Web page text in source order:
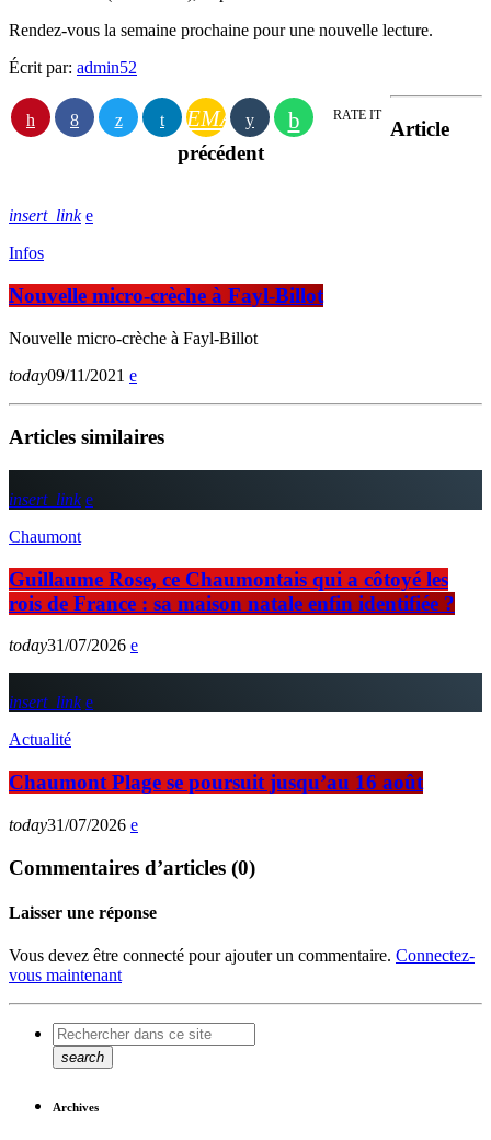
Rendez-vous la semaine prochaine pour une nouvelle lecture.
Écrit par: admin52
EMAIL RATE IT
Article
précédent
insert_link
Infos
Nouvelle micro-crèche à Fayl-Billot
Nouvelle micro-crèche à Fayl-Billot
today09/11/2021
Articles similaires
insert_link
Chaumont
Guillaume Rose, ce Chaumontais qui a côtoyé les
rois de France : sa maison natale enfin identifiée ?
today31/07/2026
insert_link
Actualité
Chaumont Plage se poursuit jusqu’au 16 août
today31/07/2026
Commentaires d’articles (0)
Laisser une réponse
Vous devez être connecté pour ajouter un commentaire. Connectez-
vous maintenant
search
Archives